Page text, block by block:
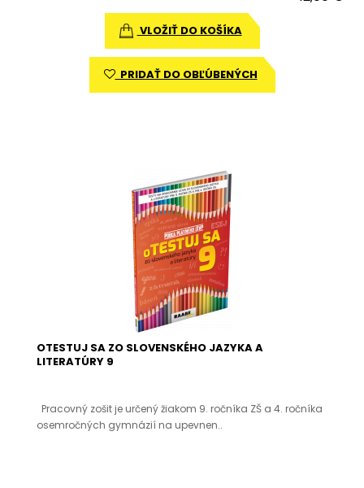
VLOŽIŤ DO KOŠÍKA
PRIDAŤ DO OBĽÚBENÝCH
OTESTUJ SA ZO SLOVENSKÉHO JAZYKA A
LITERATÚRY 9
Pracovný zošit je určený žiakom 9. ročníka ZŠ a 4. ročníka
osemročných gymnázií na upevnen..